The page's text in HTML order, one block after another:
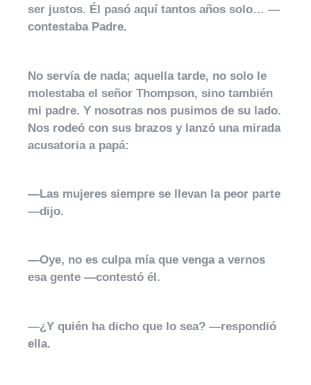
ser justos. Él pasó aquí tantos años solo… —
contestaba Padre.
No servía de nada; aquella tarde, no solo le
molestaba el señor Thompson, sino también
mi padre. Y nosotras nos pusimos de su lado.
Nos rodeó con sus brazos y lanzó una mirada
acusatoria a papá:
—Las mujeres siempre se llevan la peor parte
—dijo.
—Oye, no es culpa mía que venga a vernos
esa gente —contestó él.
—¿Y quién ha dicho que lo sea? —respondió
ella.